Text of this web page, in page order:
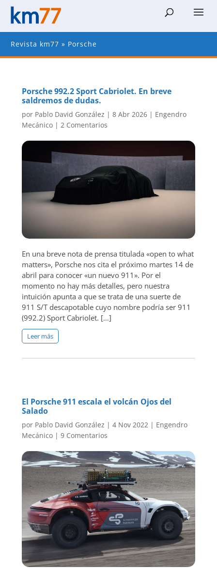
Revista km77 » Porsche
Porsche 992.2 Sport Cabriolet. En breve
saldremos de dudas.
por Pablo David González | 8 Abr 2026| Engendro
Mecánico| 2 Comentarios
En una breve nota de prensa titulada «open to what
matters», Porsche nos cita el próximo martes 14 de
abril para conocer «un nuevo 911». Por el
momento no hay más detalles, pero nuestra
intuición apunta a que se trata de una suerte de
911 S/T descapotable cuyo nombre podría ser 911
(992.2) Sport Cabriolet. […]
Leer más
El Porsche 911 escala el volcán Ojos del
Salado
por Pablo David González | 4 Nov 2022| Engendro
Mecánico| 9 Comentarios